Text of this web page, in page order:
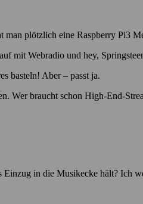
plötzlich eine Raspberry Pi3
mit Webradio und hey,
basteln! Aber – passt ja.
braucht schon High-End-
Einzug in die Musikecke hält? Ich